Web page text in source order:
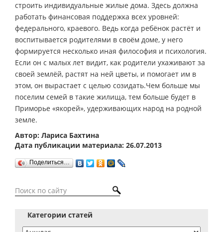
строить индивидуальные жилые дома. Здесь должна
работать финансовая поддержка всех уровней:
федерального, краевого. Ведь когда ребёнок растёт и
воспитывается родителями в своём доме, у него
формируется несколько иная философия и психология.
Если он с малых лет видит, как родители ухаживают за
своей землёй, растят на ней цветы, и помогает им в
этом, он вырастает с целью созидать.Чем больше мы
поселим семей в такие жилища, тем больше будет в
Приморье «якорей», удерживающих народ на родной
земле.
Автор: Лариса Бахтина
Дата публикации материала: 26.07.2013
Поделиться…
Категории статей